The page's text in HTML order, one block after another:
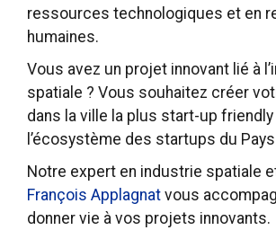
ressources technologiques et en
humaines.
Vous avez un projet innovant lié à
spatiale ? Vous souhaitez créer
dans la ville la plus start-up friendly
l’écosystème des startups du
Notre expert en industrie spatiale
François Applagnat vous
donner vie à vos projets innovants.